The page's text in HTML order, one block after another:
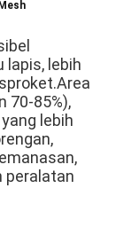
lapis, lebih
70-85%),
lebih
peralatan